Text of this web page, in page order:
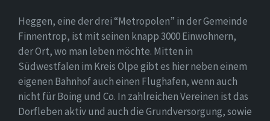
Heggen, eine der drei “Metropolen” in der Gemeinde
Finnentrop, ist mit seinen knapp 3000 Einwohnern,
der Ort, wo man leben möchte. Mitten in
Südwestfalen im Kreis Olpe gibt es hier neben einem
eigenen Bahnhof auch einen Flughafen, wenn auch
nicht für Boing und Co. In zahlreichen Vereinen ist das
Dorfleben aktiv und auch die Grundversorgung, sowie